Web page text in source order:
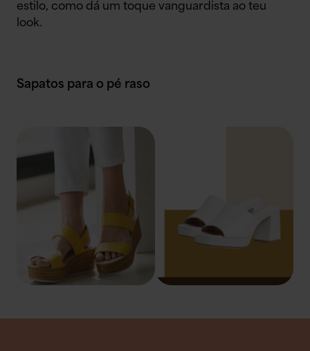
estilo, como dá um toque vanguardista ao teu
look.
Sapatos para o pé raso